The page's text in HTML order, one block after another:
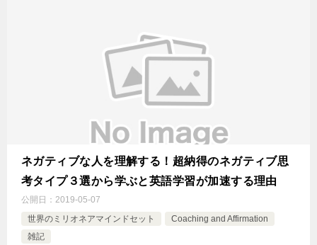
ネガティブな人を理解する！超納得のネガティブ思
考タイプ３選から学ぶと英語学習が加速する理由
公開日： 2019-05-07
世界のミリオネアマインドセット
Coaching and Affirmation
雑記